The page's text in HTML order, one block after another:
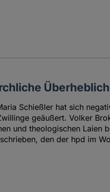
Schießler hat sich
geäußert. Volker
und theologischen Laien
den der hpd im